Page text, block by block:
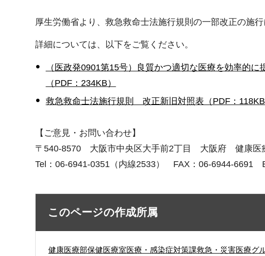
厚生労働省より、救急救命士法施行規則の一部改正の施行
詳細については、以下をご覧ください。
（医政発0901第15号）良質かつ適切な医療を効率的
（PDF：234KB）
救急救命士法施行規則 改正新旧対照表（PDF：118KB
【ご意見・お問い合わせ】
〒540-8570 大阪市中央区大手前2丁目 大阪府 健康
Tel：06-6941-0351（内線2533） FAX：06-6944-6691
このページの作成所属
健康医療部保健医療室医療・感染症対策課救急・災害医療グ